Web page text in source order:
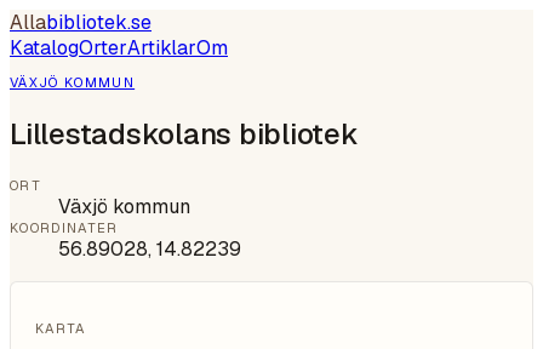
Allabibliotek.se
KatalogOrterArtiklarOm
VÄXJÖ KOMMUN
Lillestadskolans bibliotek
ORT
Växjö kommun
KOORDINATER
56.89028,14.82239
KARTA